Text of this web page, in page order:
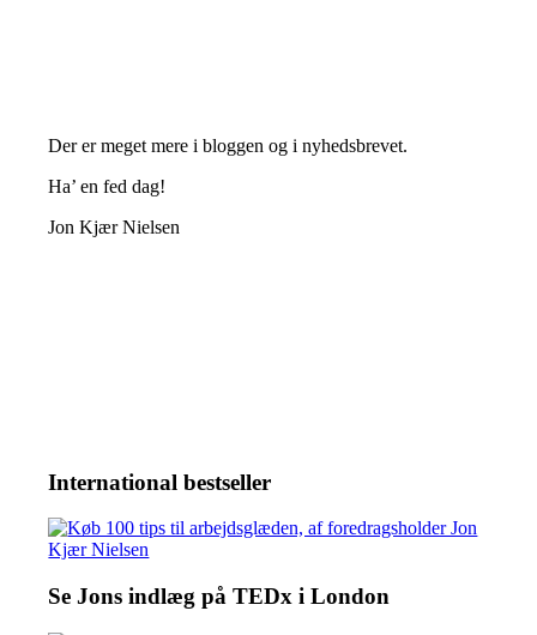
Der er meget mere i bloggen og i nyhedsbrevet.
Ha’ en fed dag!
Jon Kjær Nielsen
International bestseller
Se Jons indlæg på TEDx i London